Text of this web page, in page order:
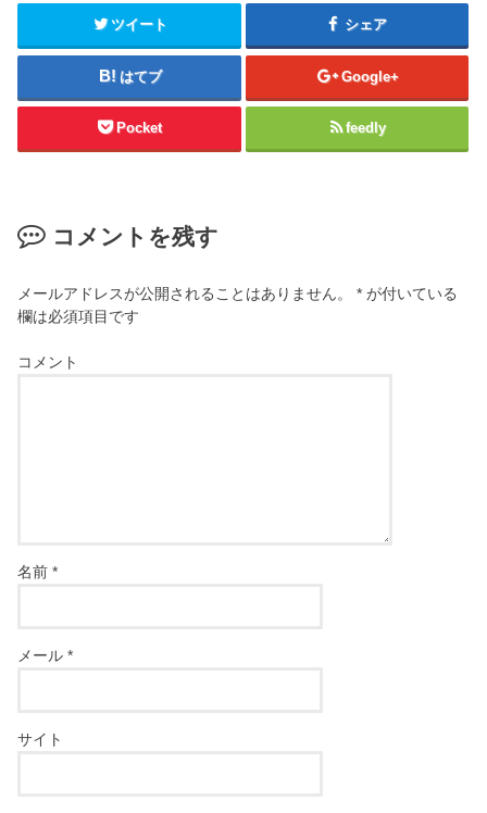
ツイート シェア
はてブ Google+
Pocket feedly
コメントを残す
メールアドレスが公開されることはありません。 * が付いている
欄は必須項目です
コメント
名前*
メール*
サイト